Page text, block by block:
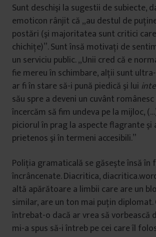
Sunt deschişi la sugestii de subiecte,
emoticon rânjit că „au destul de
postări (şi majoritatea sunt critici
chichiţe)”. Sunt însă motivaţi de
un serviciu public. „Unii cred că e
fie mereu în schimbare, alţii sunt
ar fi în stare să-i pună piedică şi lui
său spre a deveni un cuvânt
încercăm să fim undeva pe la mijloc,
piciorul în prag la aspecte flagrante şi
prietenos şi în termeni accesibili.”
Poliţia gramaticală se găseşte însă în
încrâncenate. Diacritica,
altă apărătoare a limbii care are un
similar, are un ton mai puțin diplomat.
întrebat-o dacă ar vrea să vorbească
mi-a spus să-i întreb pe cei care îl